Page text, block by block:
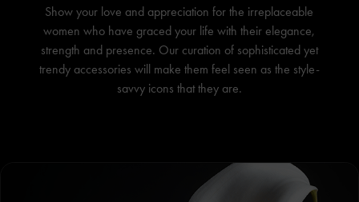
Show your love and appreciation for the irreplaceable
women who have graced your life with their elegance,
strength and presence. Our curation of sophisticated yet
trendy accessories will make them feel seen as the style-
savvy icons that they are.